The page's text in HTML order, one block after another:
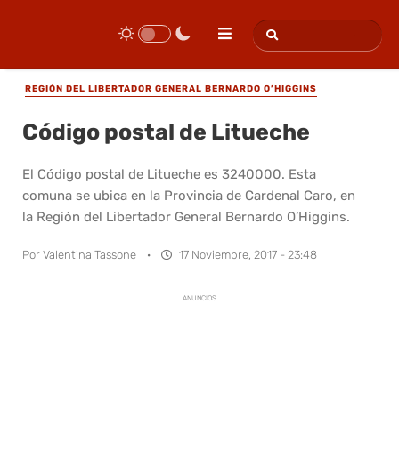
REGIÓN DEL LIBERTADOR GENERAL BERNARDO O’HIGGINS
Código postal de Litueche
El Código postal de Litueche es 3240000. Esta
comuna se ubica en la Provincia de Cardenal Caro, en
la Región del Libertador General Bernardo O’Higgins.
Por Valentina Tassone · 17 Noviembre, 2017 - 23:48
ANUNCIOS